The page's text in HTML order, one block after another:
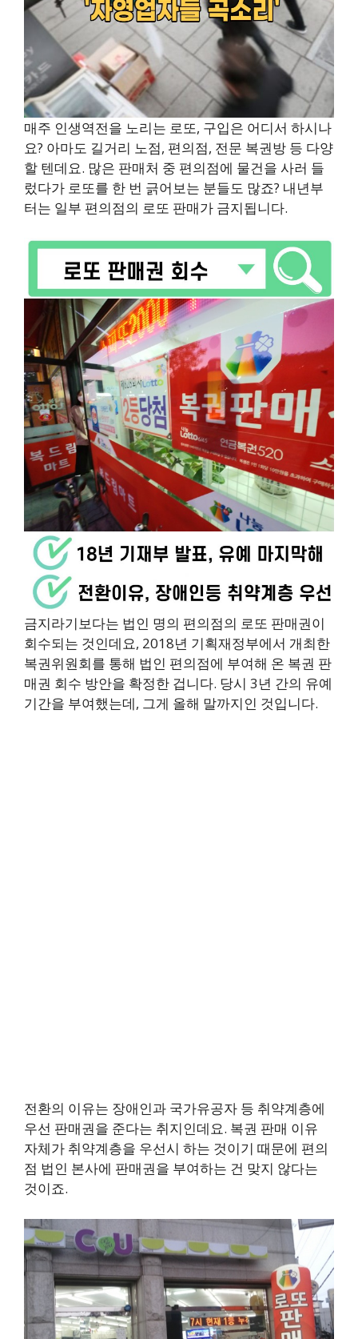
매주 인생역전을 노리는 로또, 구입은 어디서 하시나
요? 아마도 길거리 노점, 편의점, 전문 복권방 등 다양
할 텐데요. 많은 판매처 중 편의점에 물건을 사러 들
렀다가 로또를 한 번 긁어보는 분들도 많죠? 내년부
터는 일부 편의점의 로또 판매가 금지됩니다.
금지라기보다는 법인 명의 편의점의 로또 판매권이
회수되는 것인데요, 2018년 기획재정부에서 개최한
복권위원회를 통해 법인 편의점에 부여해 온 복권 판
매권 회수 방안을 확정한 겁니다. 당시 3년 간의 유예
기간을 부여했는데, 그게 올해 말까지인 것입니다.
전환의 이유는 장애인과 국가유공자 등 취약계층에
우선 판매권을 준다는 취지인데요. 복권 판매 이유
자체가 취약계층을 우선시 하는 것이기 때문에 편의
점 법인 본사에 판매권을 부여하는 건 맞지 않다는
것이죠.